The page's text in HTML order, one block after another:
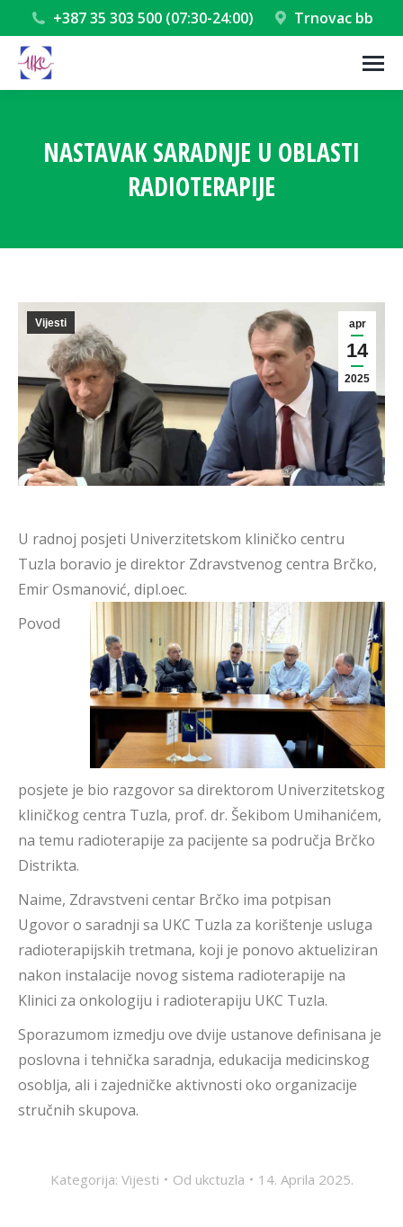
+387 35 303 500 (07:30-24:00) Trnovac bb
NASTAVAK SARADNJE U OBLASTI
RADIOTERAPIJE
apr
14
2025
Vijesti
U radnoj posjeti Univerzitetskom kliničko centru
Tuzla boravio je direktor Zdravstvenog centra Brčko,
Emir Osmanović, dipl.oec.
Povod
posjete je bio razgovor sa direktorom Univerzitetskog
kliničkog centra Tuzla, prof. dr. Šekibom Umihanićem,
na temu radioterapije za pacijente sa područja Brčko
Distrikta.
Naime, Zdravstveni centar Brčko ima potpisan
Ugovor o saradnji sa UKC Tuzla za korištenje usluga
radioterapijskih tretmana, koji je ponovo aktueliziran
nakon instalacije novog sistema radioterapije na
Klinici za onkologiju i radioterapiju UKC Tuzla.
Sporazumom izmedju ove dvije ustanove definisana je
poslovna i tehnička saradnja, edukacija medicinskog
osoblja, ali i zajedničke aktivnosti oko organizacije
stručnih skupova.
Kategorija: Vijesti Od ukctuzla 14. Aprila 2025.